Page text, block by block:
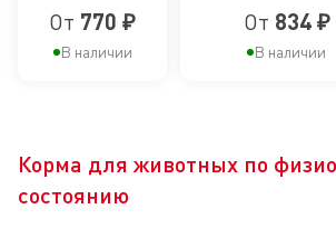
От 770 ₽
В наличии
здоровья
поддержания
От 834 ₽
В наличии
Корма для животных по
состоянию